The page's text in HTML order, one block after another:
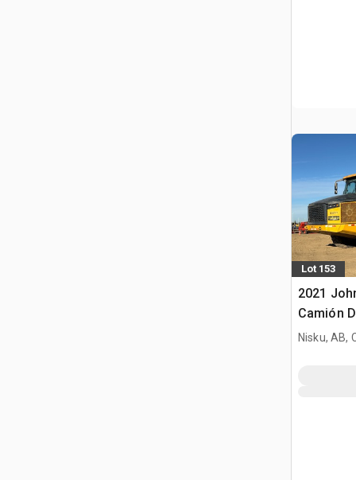
Lot 153
2021
Camión
Nisku, AB,